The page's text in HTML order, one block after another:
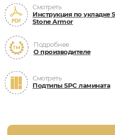
Смотреть
Инструкция по укладке
Stone Armor
Подробнее
О производителе
Смотреть
Подтипы SPC ламината